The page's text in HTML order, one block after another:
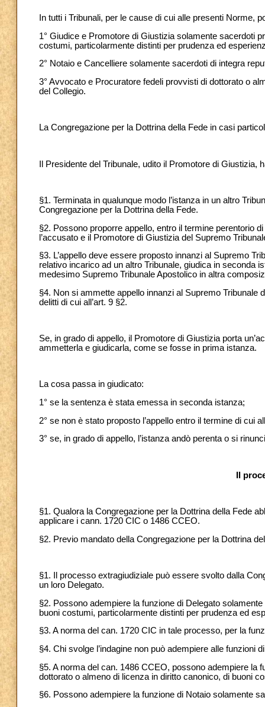
In tutti i Tribunali, per le cause di cui alle presenti Norme,
1° Giudice e Promotore di Giustizia solamente sacerdoti
costumi, particolarmente distinti per prudenza ed
2° Notaio e Cancelliere solamente sacerdoti di integra
3° Avvocato e Procuratore fedeli provvisti di dottorato o
del Collegio.
La Congregazione per la Dottrina della Fede in casi
Il Presidente del Tribunale, udito il Promotore di Giustizia,
§1. Terminata in qualunque modo l’istanza in un altro
Congregazione per la Dottrina della Fede.
§2. Possono proporre appello, entro il termine perentorio
l’accusato e il Promotore di Giustizia del Supremo
§3. L’appello deve essere proposto innanzi al Supremo
relativo incarico ad un altro Tribunale, giudica in seconda
medesimo Supremo Tribunale Apostolico in altra
§4. Non si ammette appello innanzi al Supremo
delitti di cui all’art. 9 §2.
Se, in grado di appello, il Promotore di Giustizia porta
ammetterla e giudicarla, come se fosse in prima istanza.
La cosa passa in giudicato:
1° se la sentenza è stata emessa in seconda istanza;
2° se non è stato proposto l’appello entro il termine di cui
3° se, in grado di appello, l’istanza andò perenta o si
Il
§1. Qualora la Congregazione per la Dottrina della Fede
applicare i cann. 1720 CIC o 1486 CCEO.
§2. Previo mandato della Congregazione per la Dottrina
§1. Il processo extragiudiziale può essere svolto dalla
un loro Delegato.
§2. Possono adempiere la funzione di Delegato
buoni costumi, particolarmente distinti per prudenza ed
§3. A norma del can. 1720 CIC in tale processo, per la
§4. Chi svolge l’indagine non può adempiere alle funzioni
§5. A norma del can. 1486 CCEO, possono adempiere
dottorato o almeno di licenza in diritto canonico, di buoni
§6. Possono adempiere la funzione di Notaio solamente